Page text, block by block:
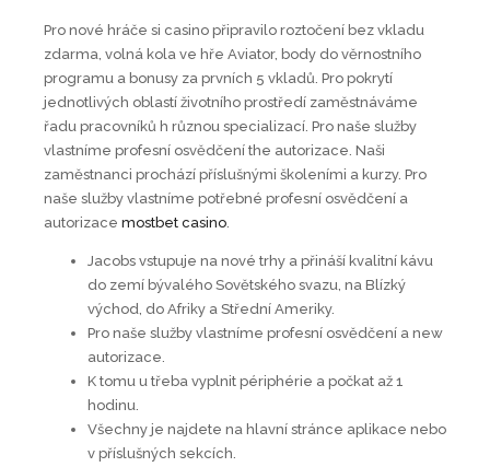
Pro nové hráče si casino připravilo roztočení bez vkladu
zdarma, volná kola ve hře Aviator, body do věrnostního
programu a bonusy za prvních 5 vkladů. Pro pokrytí
jednotlivých oblastí životního prostředí zaměstnáváme
řadu pracovníků h různou specializací. Pro naše služby
vlastníme profesní osvědčení the autorizace. Naši
zaměstnanci prochází příslušnými školeními a kurzy. Pro
naše služby vlastníme potřebné profesní osvědčení a
autorizace mostbet casino
Jacobs vstupuje na nové trhy a přináší kvalitní kávu
do zemí bývalého Sovětského svazu, na Blízký
východ, do Afriky a Střední Ameriky.
Pro naše služby vlastníme profesní osvědčení a new
autorizace.
K tomu u třeba vyplnit périphérie a počkat až 1
hodinu.
Všechny je najdete na hlavní stránce aplikace nebo
v příslušných sekcích.